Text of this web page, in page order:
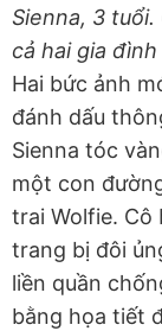
Sienna, 3
cả hai gia
Hai bức ảnh
đánh dấu
Sienna tóc
một con
trai Wolfie.
trang bị đôi
liền quần
bằng họa tiết